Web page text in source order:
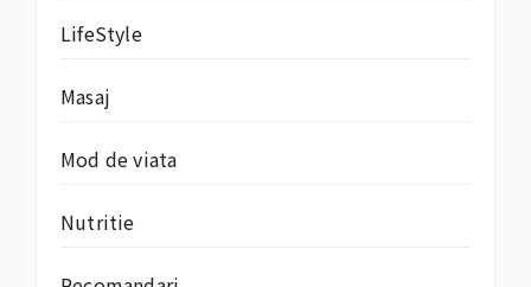
LifeStyle
Masaj
Mod de viata
Nutritie